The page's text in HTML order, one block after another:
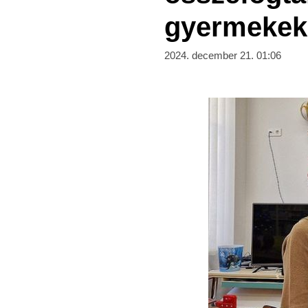
2024. december 21. 01:06